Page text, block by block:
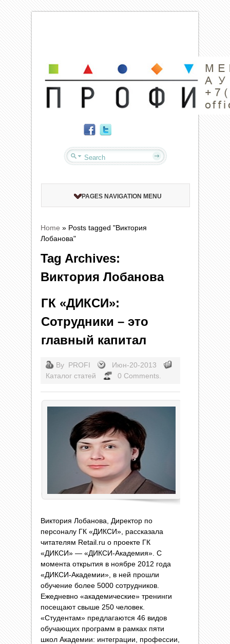
PAGES NAVIGATION MENU
Home » Posts tagged "Виктория
Лобанова"
Tag Archives:
Виктория Лобанова
ГК «ДИКСИ»:
Сотрудники – это
главный капитал
By PROFI
Июн-20-2013
Каталог статей
0 Comments.
Виктория Лобанова, Директор по
персоналу ГК «ДИКСИ», рассказала
читателям Retail.ru о проекте ГК
«ДИКСИ» — «ДИКСИ-Академия». C
момента открытия в ноябре 2012 года
«ДИКСИ-Академии», в ней прошли
обучение более 5000 сотрудников.
Ежедневно «академические» тренинги
посещают свыше 250 человек.
«Студентам» предлагаются 46 видов
обучающих программ в рамках пяти
школ Академии: интеграции, профессии,